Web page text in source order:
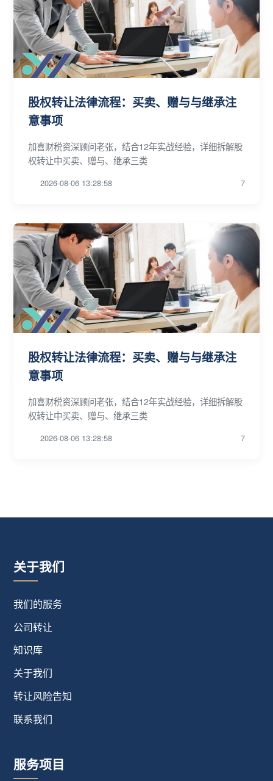
股权转让法律流程：买卖、赠与与继承注
意事项
加喜财税资深顾问老张，结合12年实战经验，详细拆解股
权转让中买卖、赠与、继承三类
2026-08-06 13:28:58 7
股权转让法律流程：买卖、赠与与继承注
意事项
加喜财税资深顾问老张，结合12年实战经验，详细拆解股
权转让中买卖、赠与、继承三类
2026-08-06 13:28:58 7
关于我们
我们的服务
公司转让
知识库
关于我们
转让风险告知
联系我们
服务项目